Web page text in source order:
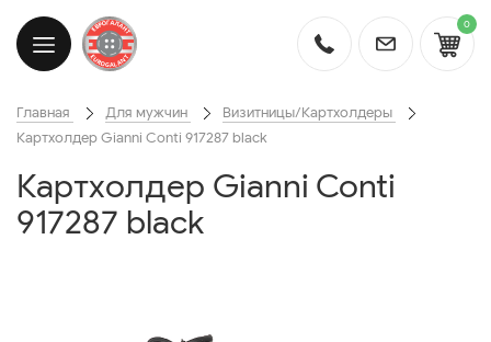
0
Главная Для мужчин
Визитницы/Картхолдеры
Картхолдер Gianni Conti 917287 black
Картхолдер Gianni Conti
917287 black